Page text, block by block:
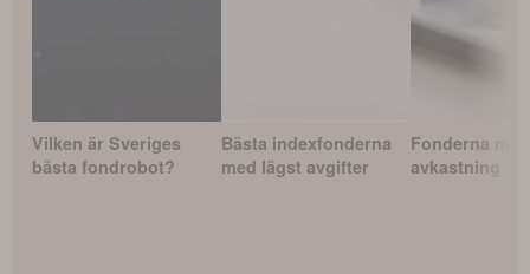
Vilken är Sveriges
bästa fondrobot?
Bästa indexfonderna
med lägst avgifter
Fonderna
avkastning